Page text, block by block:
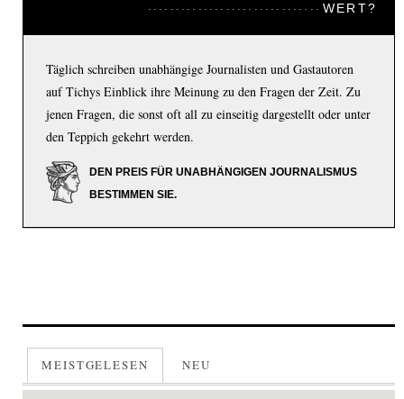
WERT?
Täglich schreiben unabhängige Journalisten und Gastautoren
auf Tichys Einblick ihre Meinung zu den Fragen der Zeit. Zu
jenen Fragen, die sonst oft all zu einseitig dargestellt oder unter
den Teppich gekehrt werden.
DEN PREIS FÜR UNABHÄNGIGEN JOURNALISMUS
BESTIMMEN SIE.
MEISTGELESEN NEU